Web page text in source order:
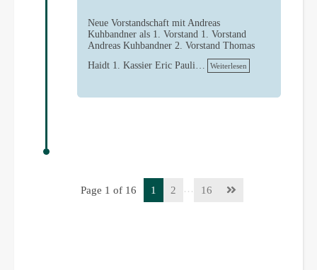
Neue Vorstandschaft mit Andreas
Kuhbandner als 1. Vorstand 1. Vorstand
Andreas Kuhbandner 2. Vorstand Thomas
Haidt 1. Kassier Eric Pauli…
Weiterlesen
Page 1 of 16 1 2 … 16